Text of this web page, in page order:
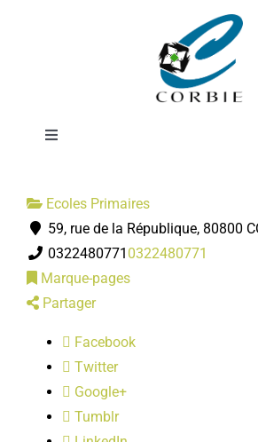
Toggle
DÉMARCHES ADMINISTRATIVES
SERVICES MUNICIPAUX
PRATIQUE
LOISIRS
Ecole de
Neuville
Ecoles Primaires
59, rue de la République, 80800
0322480771 0322480771
Marque-pages
Partager
Facebook
Twitter
Google+
Tumblr